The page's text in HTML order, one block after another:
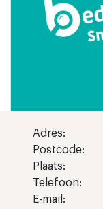
Adres:
Postcode:
Plaats:
Telefoon:
E-mail: